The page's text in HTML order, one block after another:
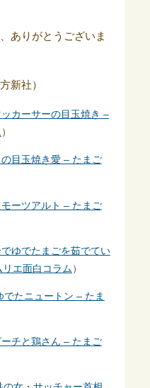
ありがとうございま
新社）
カーサーの目玉焼き –
）
目玉焼き愛 – たまご
ーツアルト – たまご
ゆでたまごを茹でてい
エ面白コラム）
たニュートン – たま
チと鶏さん – たまご